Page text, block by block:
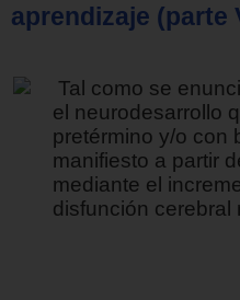
aprendizaje (parte
Tal como se
el neurodesarrollo
pretérmino y/o con
manifiesto a partir
mediante el
disfunción cerebral